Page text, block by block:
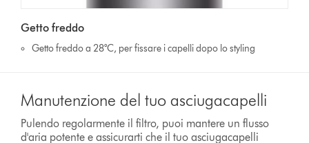
Getto freddo
Getto freddo a 28°C, per fissare i capelli dopo lo styling
Manutenzione del tuo asciugacapelli
Pulendo regolarmente il filtro, puoi mantere un flusso
d'aria potente e assicurarti che il tuo asciugacapelli